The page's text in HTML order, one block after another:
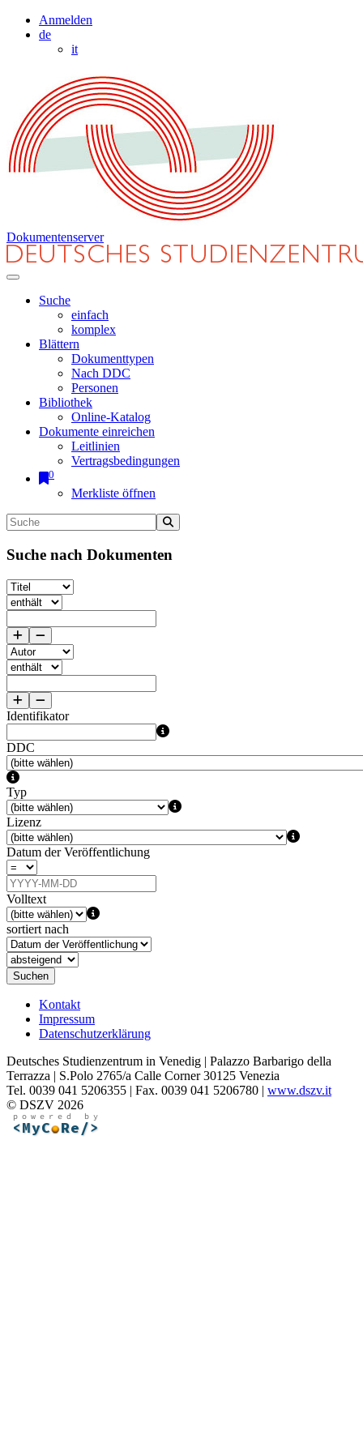
Anmelden
de
it
Dokumentenserver
Suche
einfach
komplex
Blättern
Dokumenttypen
Nach DDC
Personen
Bibliothek
Online-Katalog
Dokumente einreichen
Leitlinien
Vertragsbedingungen
0
Merkliste öffnen
Suche nach Dokumenten
Identifikator
DDC
Typ
Lizenz
Datum der Veröffentlichung
Volltext
sortiert nach
Suchen
Kontakt
Impressum
Datenschutzerklärung
Deutsches Studienzentrum in Venedig | Palazzo Barbarigo della
Terrazza | S.Polo 2765/a Calle Corner 30125 Venezia
Tel. 0039 041 5206355 | Fax. 0039 041 5206780 | www.dszv.it
© DSZV 2026